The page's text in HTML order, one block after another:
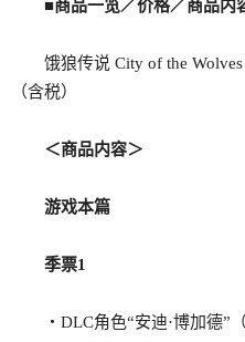
■商品一览／价格／商品内
饿狼传说 City of the
（含税）
＜商品内容＞
游戏本篇
季票1
・DLC角色“安迪·博加德”